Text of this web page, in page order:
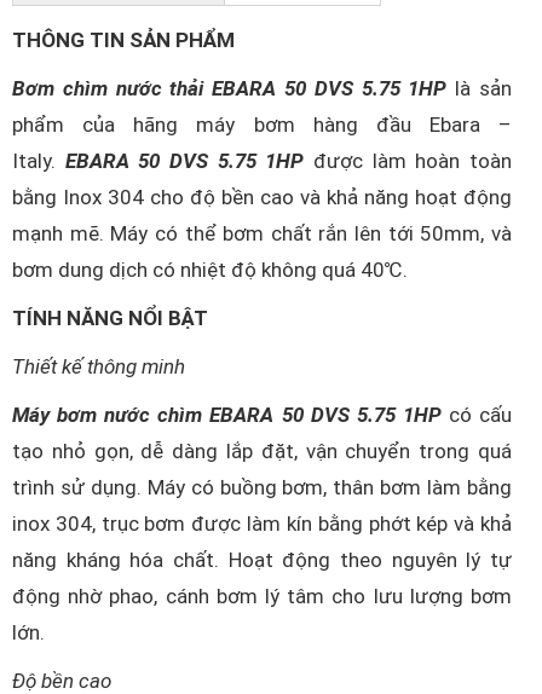
THÔNG TIN SẢN PHẨM
Bơm chìm nước thải EBARA 50 DVS 5.75 1HP là sản
phẩm của hãng máy bơm hàng đầu Ebara –
Italy. EBARA 50 DVS 5.75 1HP được làm hoàn toàn
bằng Inox 304 cho độ bền cao và khả năng hoạt động
mạnh mẽ. Máy có thể bơm chất rắn lên tới 50mm, và
bơm dung dịch có nhiệt độ không quá 40℃.
TÍNH NĂNG NỔI BẬT
Thiết kế thông minh
Máy bơm nước chìm EBARA 50 DVS 5.75 1HPcó cấu
tạo nhỏ gọn, dễ dàng lắp đặt, vận chuyển trong quá
trình sử dụng. Máy có buồng bơm, thân bơm làm bằng
inox 304, trục bơm được làm kín bằng phớt kép và khả
năng kháng hóa chất. Hoạt động theo nguyên lý tự
động nhờ phao, cánh bơm lý tâm cho lưu lượng bơm
lớn.
Độ bền cao